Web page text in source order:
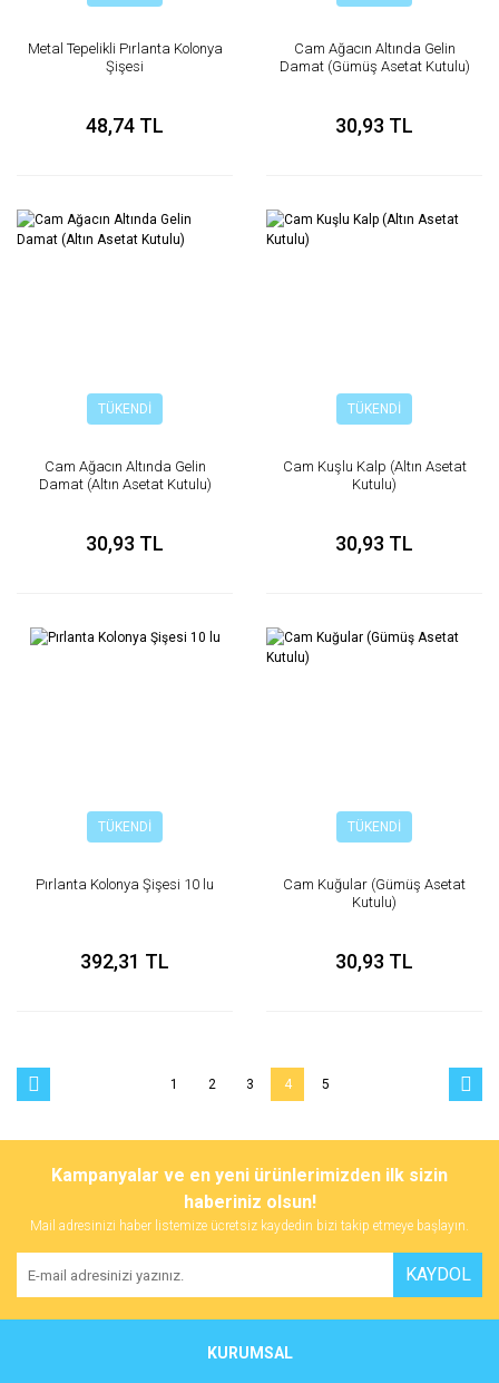
Metal Tepelikli Pırlanta Kolonya
Şişesi
48,74 TL
Cam Ağacın Altında Gelin
Damat (Gümüş Asetat Kutulu)
30,93 TL
TÜKENDİ
Cam Ağacın Altında Gelin
Damat (Altın Asetat Kutulu)
30,93 TL
TÜKENDİ
Cam Kuşlu Kalp (Altın Asetat
Kutulu)
30,93 TL
TÜKENDİ
Pırlanta Kolonya Şişesi 10 lu
392,31 TL
TÜKENDİ
Cam Kuğular (Gümüş Asetat
Kutulu)
30,93 TL
1 2 3 4 5
Kampanyalar ve en yeni ürünlerimizden ilk sizin
haberiniz olsun!
Mail adresinizi haber listemize ücretsiz kaydedin bizi takip etmeye başlayın.
KAYDOL
KURUMSAL